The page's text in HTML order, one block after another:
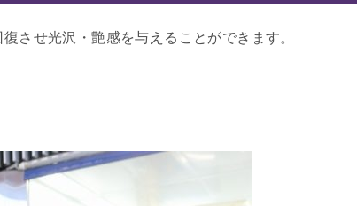
させ光沢・艶感を与えることができます。